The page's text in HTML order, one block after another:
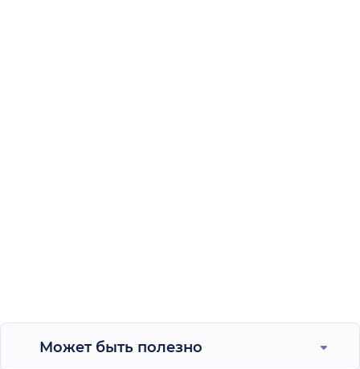
Может быть полезно